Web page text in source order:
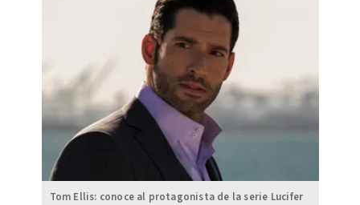
Tom Ellis: conoce al protagonista de la serie Lucifer